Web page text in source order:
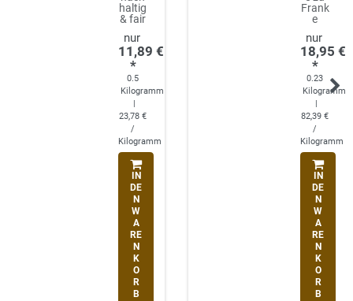
haltig
& fair
11,89 €
*
0.5
Kilogramm
23,78 €
/
Kilogramm
IN
DE
N
W
A
RE
N
K
O
R
B
Frank
e
18,95 €
*
0.23
Kilogramm
82,39 €
/
Kilogramm
IN
DE
N
W
A
RE
N
K
O
R
B